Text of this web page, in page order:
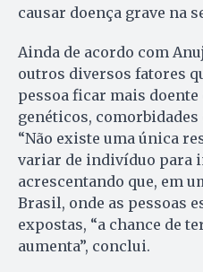
causar doença grave na
Ainda de acordo com
outros diversos fatores
pessoa ficar mais
genéticos,
“Não existe uma única
variar de indivíduo para
acrescentando que, em
Brasil, onde as pessoas
expostas, “a chance de
aumenta”, conclui.